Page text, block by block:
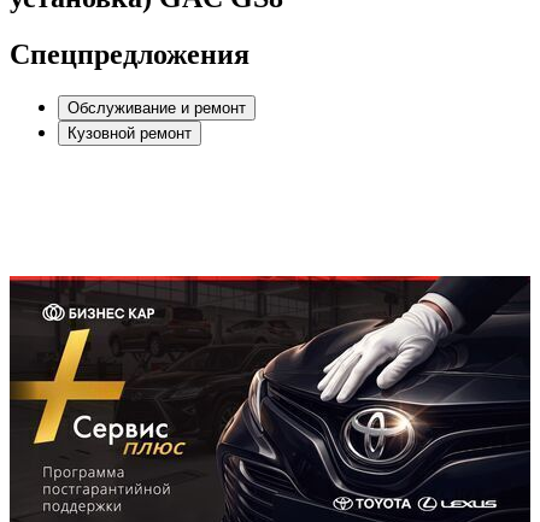
Спецпредложения
Обслуживание и ремонт
Кузовной ремонт